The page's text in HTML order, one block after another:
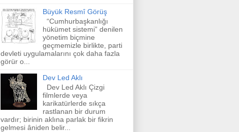
Büyük Resmî Görüş
“Cumhurbaşkanlığı
hükümet sistemi” denilen
yönetim biçmine
geçmemizle birlikte, parti
devleti uygulamalarını çok daha fazla
görür o...
Dev Led Aklı
Dev Led Aklı Çizgi
filmlerde veya
karikatürlerde sıkça
rastlanan bir durum
vardır; birinin aklına parlak bir fikrin
gelmesi âniden belir...